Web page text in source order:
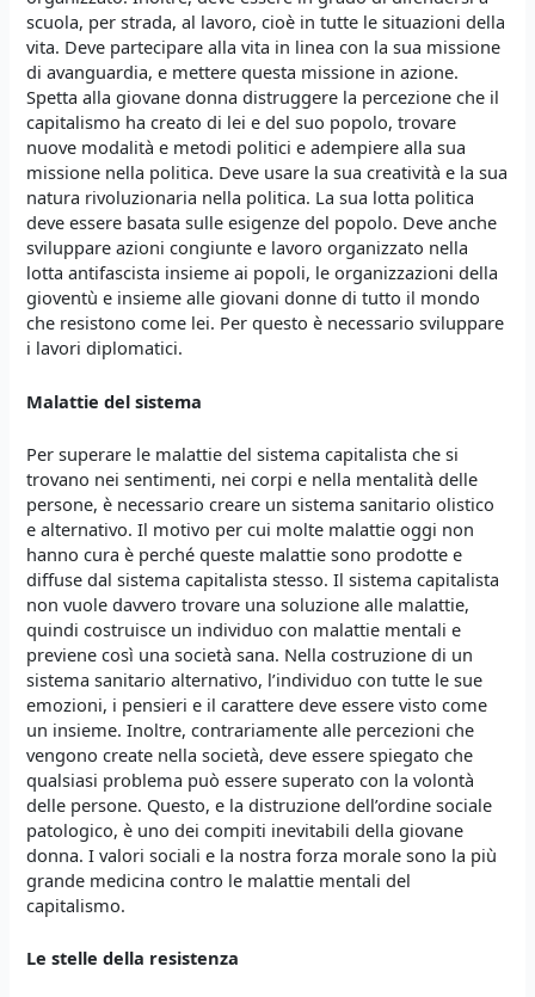
scuola, per strada, al lavoro, cioè in tutte le situazioni della
vita. Deve partecipare alla vita in linea con la sua missione
di avanguardia, e mettere questa missione in azione.
Spetta alla giovane donna distruggere la percezione che il
capitalismo ha creato di lei e del suo popolo, trovare
nuove modalità e metodi politici e adempiere alla sua
missione nella politica. Deve usare la sua creatività e la sua
natura rivoluzionaria nella politica. La sua lotta politica
deve essere basata sulle esigenze del popolo. Deve anche
sviluppare azioni congiunte e lavoro organizzato nella
lotta antifascista insieme ai popoli, le organizzazioni della
gioventù e insieme alle giovani donne di tutto il mondo
che resistono come lei. Per questo è necessario sviluppare
i lavori diplomatici.
Malattie del sistema
Per superare le malattie del sistema capitalista che si
trovano nei sentimenti, nei corpi e nella mentalità delle
persone, è necessario creare un sistema sanitario olistico
e alternativo. Il motivo per cui molte malattie oggi non
hanno cura è perché queste malattie sono prodotte e
diffuse dal sistema capitalista stesso. Il sistema capitalista
non vuole davvero trovare una soluzione alle malattie,
quindi costruisce un individuo con malattie mentali e
previene così una società sana. Nella costruzione di un
sistema sanitario alternativo, l’individuo con tutte le sue
emozioni, i pensieri e il carattere deve essere visto come
un insieme. Inoltre, contrariamente alle percezioni che
vengono create nella società, deve essere spiegato che
qualsiasi problema può essere superato con la volontà
delle persone. Questo, e la distruzione dell’ordine sociale
patologico, è uno dei compiti inevitabili della giovane
donna. I valori sociali e la nostra forza morale sono la più
grande medicina contro le malattie mentali del
capitalismo.
Le stelle della resistenza